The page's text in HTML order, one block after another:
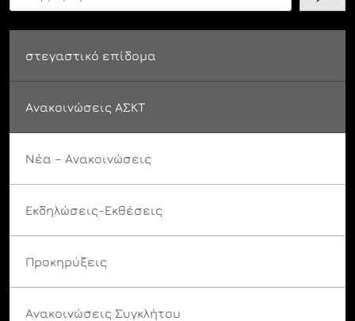
στεγαστικό επίδομα
Ανακοινώσεις ΑΣΚΤ
Νέα – Ανακοινώσεις
Εκδηλώσεις-Εκθέσεις
Προκηρύξεις
Ανακοινώσεις Συγκλήτου